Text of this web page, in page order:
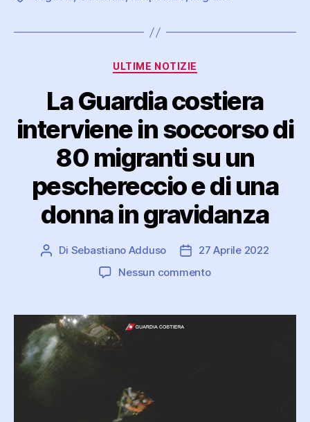
Categorie
ULTIME NOTIZIE
La Guardia costiera
interviene in soccorso di
80 migranti su un
peschereccio e di una
donna in gravidanza
Autore
Di Sebastiano Adduso
Data27 Aprile 2022
Nessun commentosu
costiera